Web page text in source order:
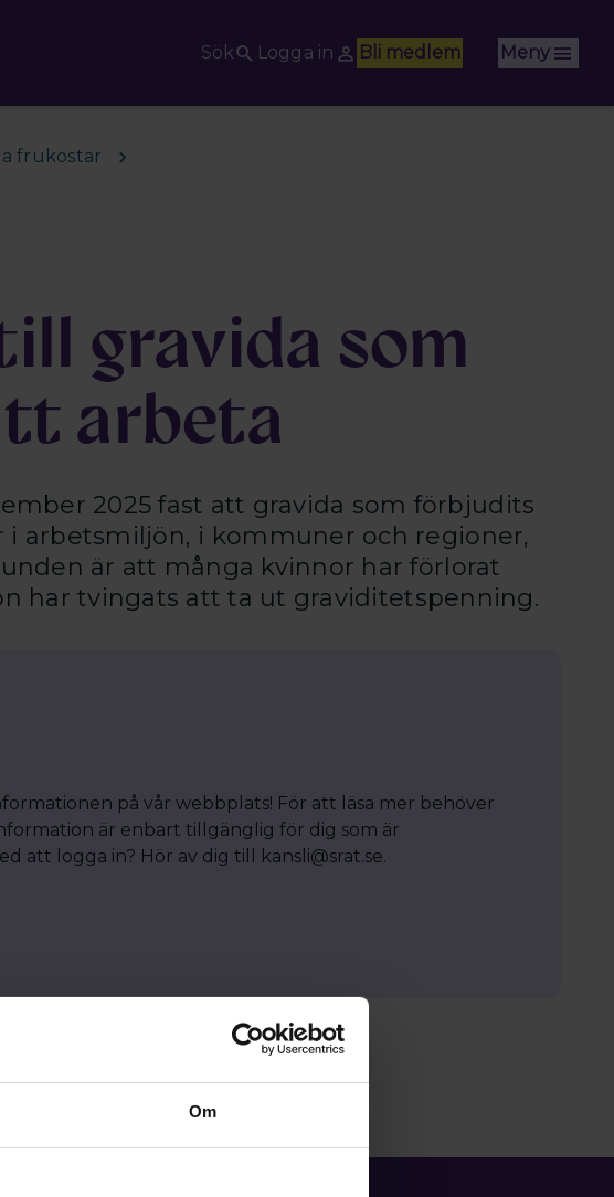
Om
Sök
Logga in Bli medlem Meny
frukostar
gravida som
arbeta
2025 fast att gravida som förbjudits
i arbetsmiljön, i kommuner och regioner,
är att många kvinnor har förlorat
har tvingats att ta ut graviditetspenning.
på vår webbplats! För att läsa mer behöver
är enbart tillgänglig för dig som är
att logga in? Hör av dig till kansli@srat.se.